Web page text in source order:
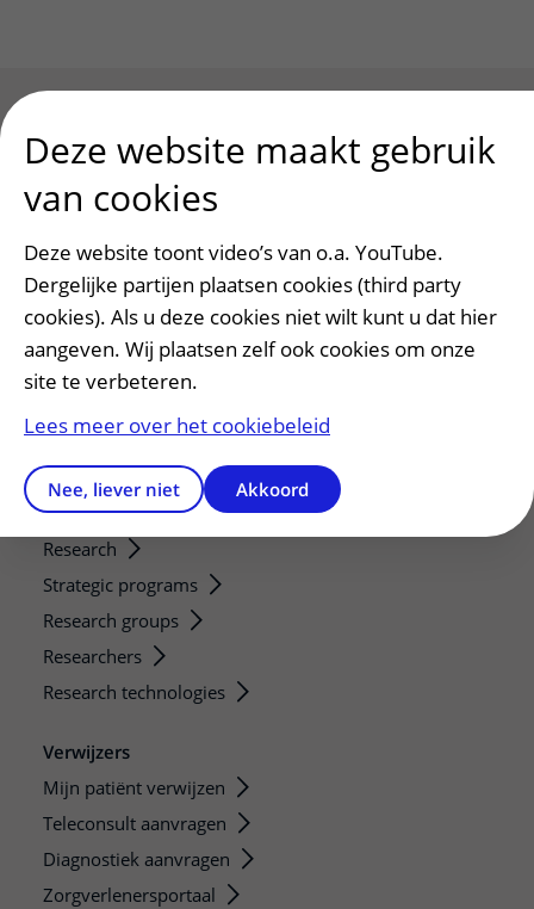
Patiënt en bezoek
Afspraak maken of wijzigen
Voorbereiden op uw afspraak
Wijzigen patiëntgegevens
Opvragen kopie dossier
Bezoektijden
Onze opleidingen
De Nieuwe Utrechtse School
Stage en opleidingsplaatsen
Research
Strategic programs
Research groups
Researchers
Research technologies
Verwijzers
Mijn patiënt verwijzen
Teleconsult aanvragen
Diagnostiek aanvragen
Zorgverlenersportaal
Deze website maakt gebruik
van cookies
Deze website toont video’s van o.a. YouTube.
Dergelijke partijen plaatsen cookies (third party
cookies). Als u deze cookies niet wilt kunt u dat hier
aangeven. Wij plaatsen zelf ook cookies om onze
site te verbeteren.
Lees meer over het cookiebeleid
Nee, liever niet Akkoord